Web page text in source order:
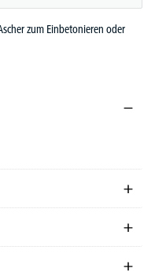
zum Einbetonieren oder